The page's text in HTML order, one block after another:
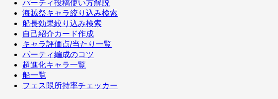
パーティ投稿使い方解説
海賊祭キャラ絞り込み検索
船長効果絞り込み検索
自己紹介カード作成
キャラ評価点/当たり一覧
パーティ編成のコツ
超進化キャラ一覧
船一覧
フェス限所持率チェッカー